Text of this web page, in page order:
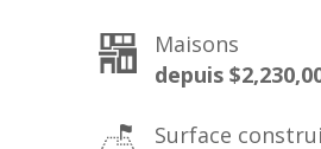
Maisons
Surface